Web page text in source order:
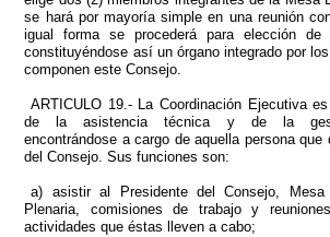
se hará por mayoría simple en una reunión
igual forma se procederá para elección de
constituyéndose así un órgano integrado por
componen este Consejo.
ARTICULO 19.- La Coordinación Ejecutiva
de la asistencia técnica y de la
encontrándose a cargo de aquella persona que
del Consejo. Sus funciones son:
a) asistir al Presidente del Consejo, Mesa
Plenaria, comisiones de trabajo y
actividades que éstas lleven a cabo;